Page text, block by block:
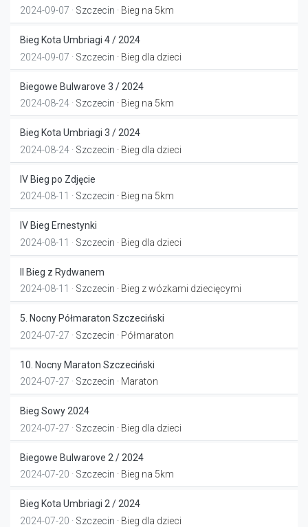
2024-09-07 · Szczecin · Bieg na 5km
Bieg Kota Umbriagi 4 / 2024
2024-09-07 · Szczecin · Bieg dla dzieci
Biegowe Bulwarove 3 / 2024
2024-08-24 · Szczecin · Bieg na 5km
Bieg Kota Umbriagi 3 / 2024
2024-08-24 · Szczecin · Bieg dla dzieci
IV Bieg po Zdjęcie
2024-08-11 · Szczecin · Bieg na 5km
IV Bieg Ernestynki
2024-08-11 · Szczecin · Bieg dla dzieci
II Bieg z Rydwanem
2024-08-11 · Szczecin · Bieg z wózkami dziecięcymi
5. Nocny Półmaraton Szczeciński
2024-07-27 · Szczecin · Półmaraton
10. Nocny Maraton Szczeciński
2024-07-27 · Szczecin · Maraton
Bieg Sowy 2024
2024-07-27 · Szczecin · Bieg dla dzieci
Biegowe Bulwarove 2 / 2024
2024-07-20 · Szczecin · Bieg na 5km
Bieg Kota Umbriagi 2 / 2024
2024-07-20 · Szczecin · Bieg dla dzieci